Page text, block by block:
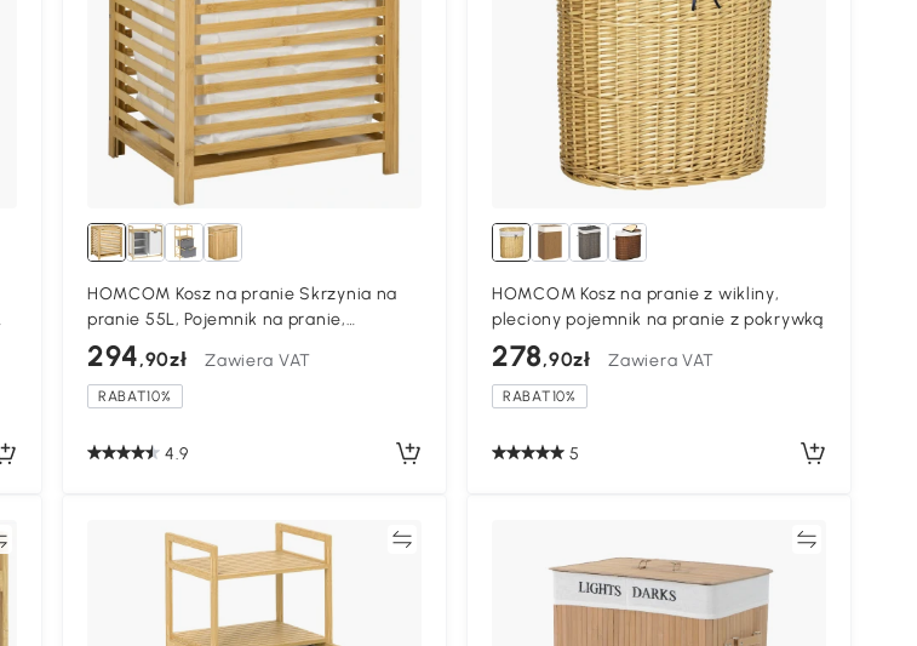
HOMCOM Kosz na pranie Skrzynia na
pranie 55L, Pojemnik na pranie,
Zbieracz prania z pokrywą, Bambus
294,90zł Zawiera VAT
RABAT10%
4.9
HOMCOM Kosz na pranie z wikliny,
pleciony pojemnik na pranie z pokrywką
278,90zł Zawiera VAT
RABAT10%
5
Porównywać